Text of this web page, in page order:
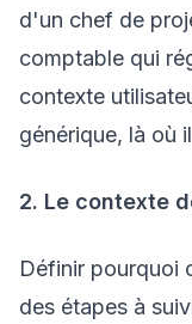
d'un chef de
comptable qui
contexte
générique, là où
2. Le contexte
Définir pourquoi
des étapes à